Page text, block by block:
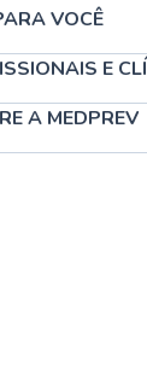
VOCÊ
E
A MEDPREV